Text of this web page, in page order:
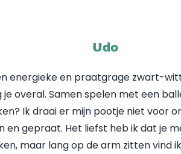
Udo
energieke en praatgrage zwart-
je overal. Samen spelen met een
Ik draai er mijn pootje niet voor
en gepraat. Het liefst heb ik dat je
maar lang op de arm zitten vind